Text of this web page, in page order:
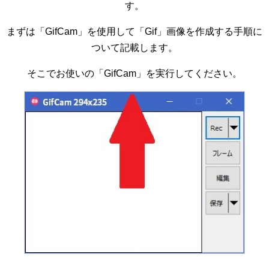
す。
まずは「GifCam」を使用して「Gif」画像を作成する手順に
ついて記載します。
そこでお使いの「GifCam」を実行してください。